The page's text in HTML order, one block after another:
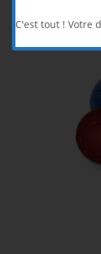
Produits
C'est tout ! Votre